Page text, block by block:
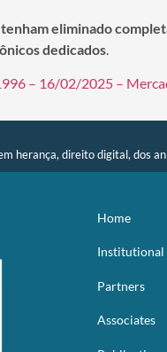
eliminado
dedicados
– 16/02/2025 –
Home
Institutional
Partners
Associates